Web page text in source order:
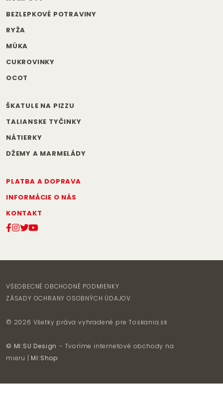
BEZLEPKOVÉ POTRAVINY
RYŽA
MÚKA
CUKROVINKY
OCOT
ŠKATULE NA PIZZU
TALIANSKE TYČINKY
NÁTIERKY
DŽEMY A MARMELÁDY
PLATBA A DOPRAVA
INFORMÁCIE O NÁS
KONTAKT
VŠEOBECNÉ OBCHODNÉ PODMIENKY
ZÁSADY OCHRANY OSOBNÝCH ÚDAJOV
© 2026 Všetky práva vyhradené preToskania.sk
© MI:SU Design - Tvoríme internetové obchody na
mieru | MI:Shop